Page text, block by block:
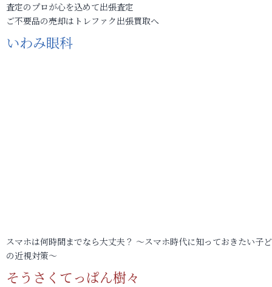
査定のプロが心を込めて出張査定
ご不要品の売却はトレファク出張買取へ
いわみ眼科
スマホは何時間までなら大丈夫？ ～スマホ時代に知っておきたい子
の近視対策～
そうさくてっぱん樹々